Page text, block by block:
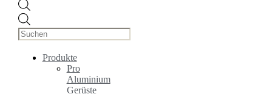
search
Produkte
Pro
Aluminium
Gerüste